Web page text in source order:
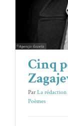
Cinq
ParLa rédaction
Poèmes